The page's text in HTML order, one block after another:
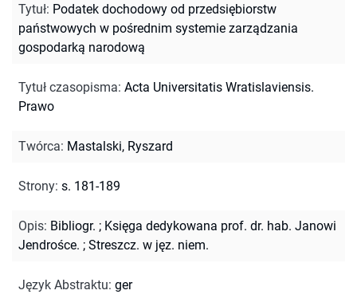
Tytuł: Podatek dochodowy od przedsiębiorstw
państwowych w pośrednim systemie zarządzania
gospodarką narodową
Tytuł czasopisma: Acta Universitatis Wratislaviensis.
Prawo
Twórca: Mastalski, Ryszard
Strony: s. 181-189
Opis: Bibliogr. ; Księga dedykowana prof. dr. hab. Janowi
Jendrośce. ; Streszcz. w jęz. niem.
Język Abstraktu: ger